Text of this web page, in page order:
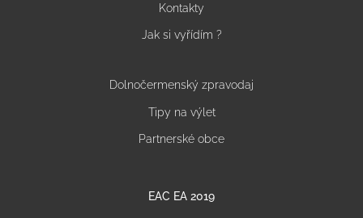
Kontakty
Jak si vyřídím ?
Dolnočermenský zpravodaj
Tipy na výlet
Partnerské obce
EAC EA 2019